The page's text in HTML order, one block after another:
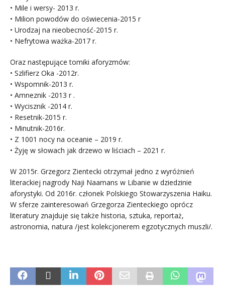
• Mile i wersy- 2013 r.
• Milion powodów do oświecenia-2015 r
• Urodzaj na nieobecność-2015 r.
• Nefrytowa ważka-2017 r.
Oraz następujące tomiki aforyzmów:
• Szlifierz Oka -2012r.
• Wspomnik-2013 r.
• Amneznik -2013 r .
• Wycisznik -2014 r.
• Resetnik-2015 r.
• Minutnik-2016r.
• Z 1001 nocy na oceanie – 2019 r.
• Żyję w słowach jak drzewo w liściach – 2021 r.
W 2015r. Grzegorz Zientecki otrzymał jedno z wyróżnień
literackiej nagrody Naji Naamans w Libanie w dziedzinie
aforystyki. Od 2016r. członek Polskiego Stowarzyszenia Haiku.
W sferze zainteresowań Grzegorza Zienteckiego oprócz
literatury znajduje się także historia, sztuka, reportaż,
astronomia, natura /jest kolekcjonerem egzotycznych muszli/.